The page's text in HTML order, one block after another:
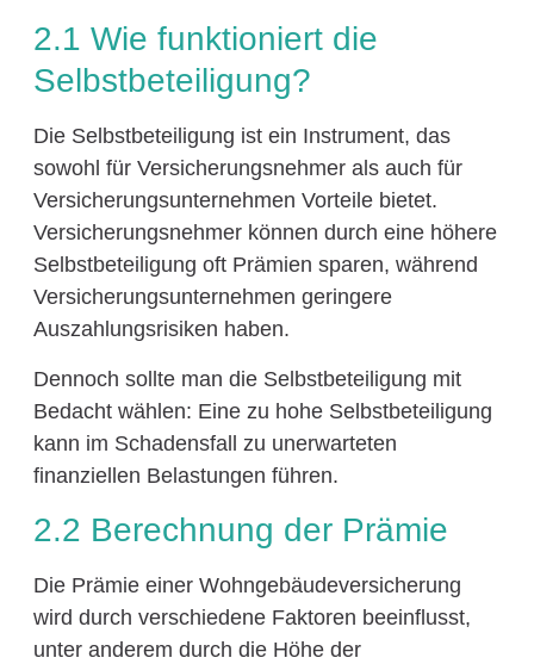
2.1 Wie funktioniert die
Selbstbeteiligung?
Die Selbstbeteiligung ist ein Instrument, das
sowohl für Versicherungsnehmer als auch für
Versicherungsunternehmen Vorteile bietet.
Versicherungsnehmer können durch eine höhere
Selbstbeteiligung oft Prämien sparen, während
Versicherungsunternehmen geringere
Auszahlungsrisiken haben.
Dennoch sollte man die Selbstbeteiligung mit
Bedacht wählen: Eine zu hohe Selbstbeteiligung
kann im Schadensfall zu unerwarteten
finanziellen Belastungen führen.
2.2 Berechnung der Prämie
Die Prämie einer Wohngebäudeversicherung
wird durch verschiedene Faktoren beeinflusst,
unter anderem durch die Höhe der